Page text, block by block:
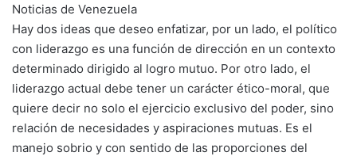
Noticias de Venezuela
Hay dos ideas que deseo enfatizar, por un lado, el político
con liderazgo es una función de dirección en un contexto
determinado dirigido al logro mutuo. Por otro lado, el
liderazgo actual debe tener un carácter ético-moral, que
quiere decir no solo el ejercicio exclusivo del poder, sino
relación de necesidades y aspiraciones mutuas. Es el
manejo sobrio y con sentido de las proporciones del